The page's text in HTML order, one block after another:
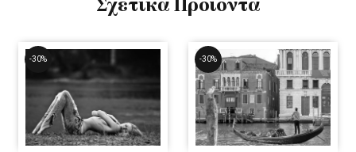
Σχετικά Προϊόντα
-30% -30%